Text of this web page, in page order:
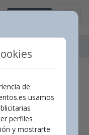
de
usamos
perfiles
y mostrarte
Castellano
Paduana